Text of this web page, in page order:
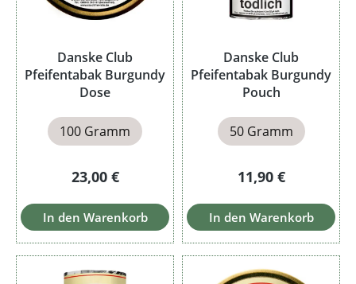
Danske Club
Pfeifentabak Burgundy
Dose
100 Gramm
Regulärer Preis:
23,00 €
In den Warenkorb
Danske Club
Pfeifentabak Burgundy
Pouch
50 Gramm
Regulärer Preis:
11,90 €
In den Warenkorb